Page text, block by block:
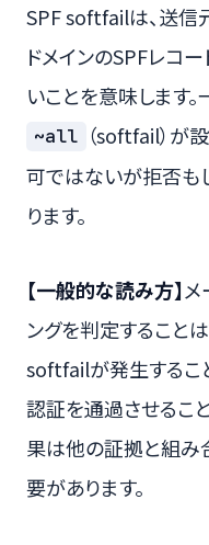
SPF softfailは、送信
ドメインのSPFレコ
いことを意味します
~all （softfail）が
可ではないが拒否も
ります。
【一般的な読み方】
ングを判定すること
softfailが発生するこ
認証を通過させるこ
果は他の証拠と組み
要があります。